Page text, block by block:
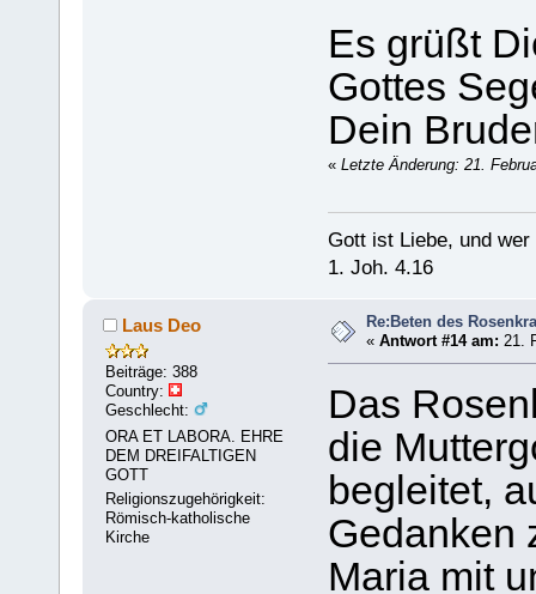
Es grüßt
Gottes
Dein
« Letzte Änderung: 21.
Gott ist Liebe, und
1. Joh. 4.16
Laus Deo
Beiträge: 388
Country:
Geschlecht:
ORA ET LABORA. EHRE
DEM DREIFALTIGEN
GOTT
Religionszugehörigkeit:
Römisch-katholische
Kirche
Re:Beten des
«Antwort #14 am: 21.
Das
die
begleitet,
Gedanken
Maria mit